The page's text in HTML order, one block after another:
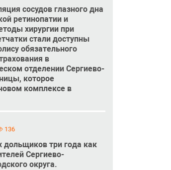
сосудов глазного дна
ретинопатии и
хирургии при
стали доступны
обязательного
в
отделении Сергиево-
которое
комплексе в
136
три года как
Сергиево-
округа.